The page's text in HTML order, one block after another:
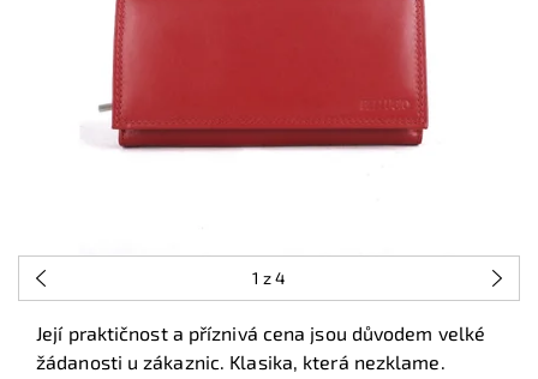
1 z 4
Její praktičnost a příznivá cena jsou důvodem velké
žádanosti u zákaznic. Klasika, která nezklame.